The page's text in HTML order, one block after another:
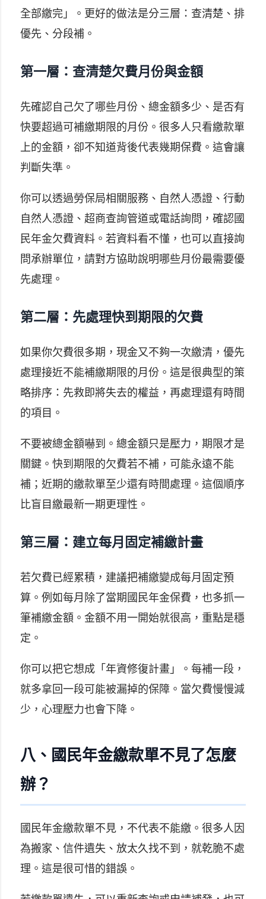
全部繳完」。更好的做法是分三層：查清楚、排
優先、分段補。
第一層：查清楚欠費月份與金額
先確認自己欠了哪些月份、總金額多少、是否有
快要超過可補繳期限的月份。很多人只看繳款單
上的金額，卻不知道背後代表幾期保費。這會讓
判斷失準。
你可以透過勞保局相關服務、自然人憑證、行動
自然人憑證、超商查詢管道或電話詢問，確認國
民年金欠費資料。若資料看不懂，也可以直接詢
問承辦單位，請對方協助說明哪些月份最需要優
先處理。
第二層：先處理快到期限的欠費
如果你欠費很多期，現金又不夠一次繳清，優先
處理接近不能補繳期限的月份。這是很典型的策
略排序：先救即將失去的權益，再處理還有時間
的項目。
不要被總金額嚇到。總金額只是壓力，期限才是
關鍵。快到期限的欠費若不補，可能永遠不能
補；近期的繳款單至少還有時間處理。這個順序
比盲目繳最新一期更理性。
第三層：建立每月固定補繳計畫
若欠費已經累積，建議把補繳變成每月固定預
算。例如每月除了當期國民年金保費，也多抓一
筆補繳金額。金額不用一開始就很高，重點是穩
定。
你可以把它想成「年資修復計畫」。每補一段，
就多拿回一段可能被漏掉的保障。當欠費慢慢減
少，心理壓力也會下降。
八、國民年金繳款單不見了怎麼
辦？
國民年金繳款單不見，不代表不能繳。很多人因
為搬家、信件遺失、放太久找不到，就乾脆不處
理。這是很可惜的錯誤。